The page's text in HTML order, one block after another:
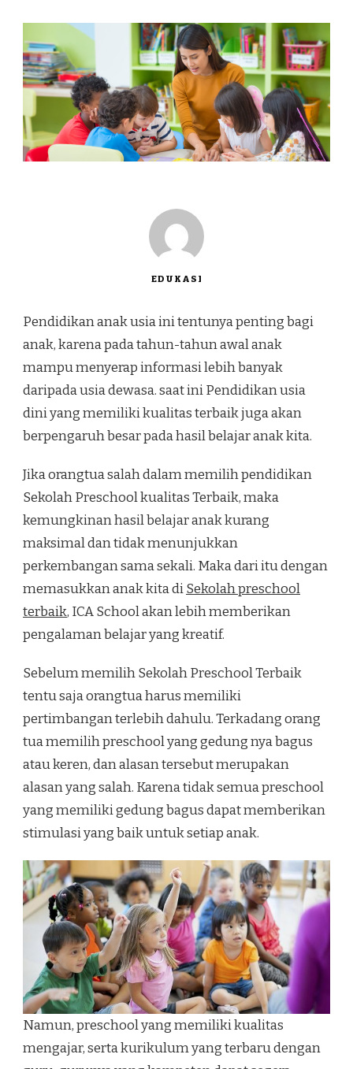
EDUKASI
Pendidikan anak usia ini tentunya penting bagi
anak, karena pada tahun-tahun awal anak
mampu menyerap informasi lebih banyak
daripada usia dewasa. saat ini Pendidikan usia
dini yang memiliki kualitas terbaik juga akan
berpengaruh besar pada hasil belajar anak kita.
Jika orangtua salah dalam memilih pendidikan
Sekolah Preschool kualitas Terbaik, maka
kemungkinan hasil belajar anak kurang
maksimal dan tidak menunjukkan
perkembangan sama sekali. Maka dari itu dengan
memasukkan anak kita diSekolah preschool
terbaik, ICA School akan lebih memberikan
pengalaman belajar yang kreatif.
Sebelum memilih Sekolah Preschool Terbaik
tentu saja orangtua harus memiliki
pertimbangan terlebih dahulu. Terkadang orang
tua memilih preschool yang gedung nya bagus
atau keren, dan alasan tersebut merupakan
alasan yang salah. Karena tidak semua preschool
yang memiliki gedung bagus dapat memberikan
stimulasi yang baik untuk setiap anak.
Namun, preschool yang memiliki kualitas
mengajar, serta kurikulum yang terbaru dengan